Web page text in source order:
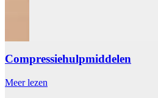
Compressiehulpmiddelen
Meer lezen